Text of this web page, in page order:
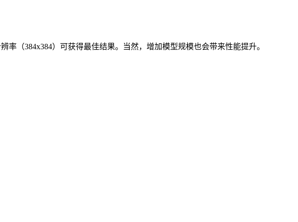
（384x384）可获得最佳结果。当然，增加模型规模也会带来性能提升。